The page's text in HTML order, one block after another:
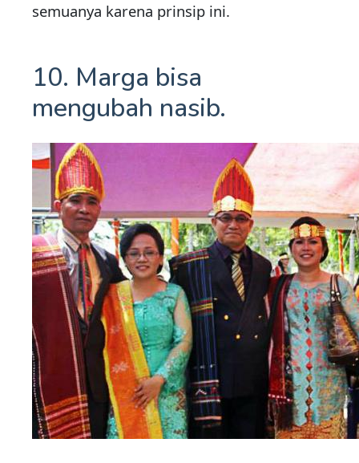
semuanya karena prinsip ini.
10. Marga bisa
mengubah nasib.